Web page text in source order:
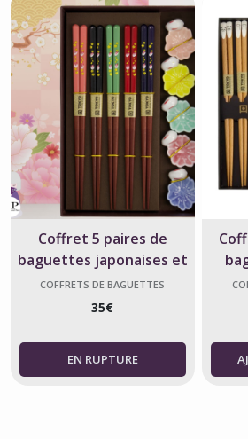
Coffret 5 paires de
baguettes japonaises et
repose-baguettes Sakura
et Lapin
COFFRETS DE BAGUETTES
35€